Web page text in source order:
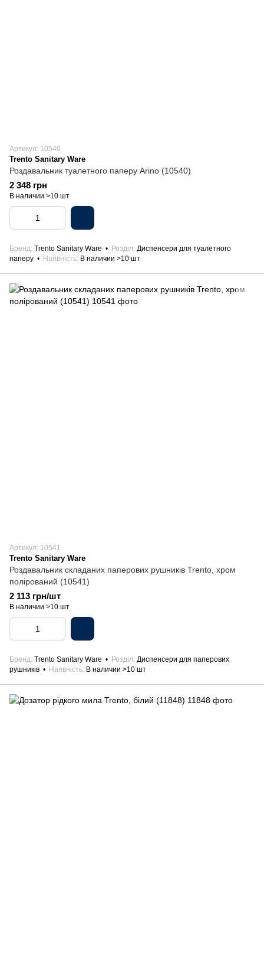
Артикул: 10540
Trento Sanitary Ware
Роздавальник туалетного паперу Arino (10540)
2 348 грн
В наличии >10 шт
Бренд Trento Sanitary Ware Розділ Диспенсери для туалетного
паперу
Наявність В наличии >10 шт
Артикул: 10541
Trento Sanitary Ware
Роздавальник складаних паперових рушників Trento, хром
полірований (10541)
2 113 грн/шт
В наличии >10 шт
Бренд Trento Sanitary Ware Розділ Диспенсери для паперових
рушників
Наявність В наличии >10 шт